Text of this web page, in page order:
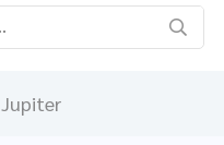
Jupiter